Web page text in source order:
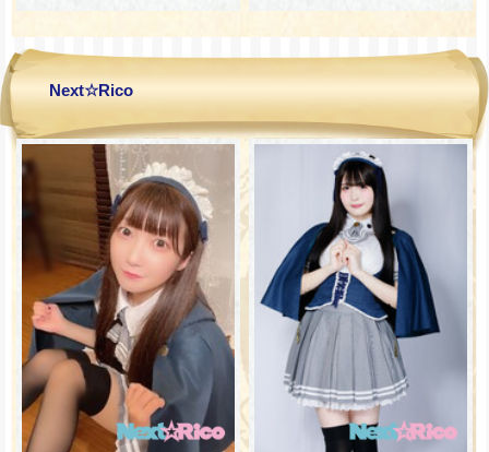
Next☆Rico